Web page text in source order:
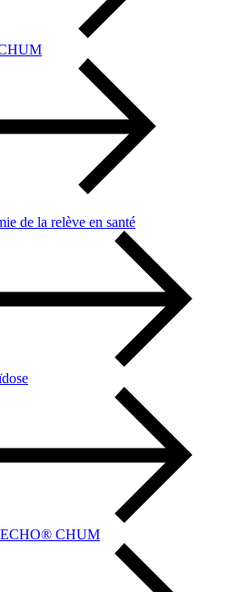
de la relève en santé
ECHO® CHUM